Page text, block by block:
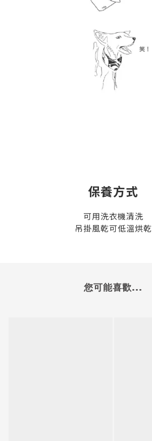
保養方式
可用洗衣機清洗
吊掛風乾可低溫烘乾
您可能喜歡...